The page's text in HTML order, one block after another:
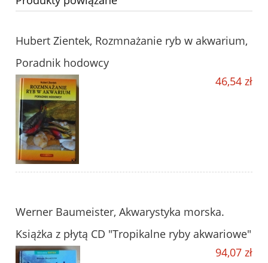
Hubert Zientek, Rozmnażanie ryb w akwarium,
Poradnik hodowcy
46,54 zł
Werner Baumeister, Akwarystyka morska.
Książka z płytą CD "Tropikalne ryby akwariowe"
94,07 zł